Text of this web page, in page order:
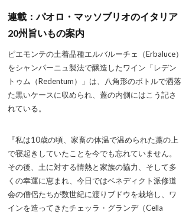
連載：パオロ・マッソブリオのイタリア
20州旨いもの案内
ピエモンテの土着品種エルバルーチェ（Erbaluce）
をシャンパーニュ製法で醸造したワイン「レデン
トゥム（Redentum）」は、八角形のボトルで洒落
た黒いケースに収められ、蓋の内側にはこう記さ
れている。
『私は10歳の頃、家畜の体温で温められた藁の上
で寝起きしていたことを今でも忘れていません。
その後、土に対する情熱と家族の協力、そして多
くの幸運に恵まれ、今日ではベネディクト派修道
会の僧侶たちが数世紀に渡りブドウを栽培し、ワ
インを造ってきたチェッラ・グランデ（Cella